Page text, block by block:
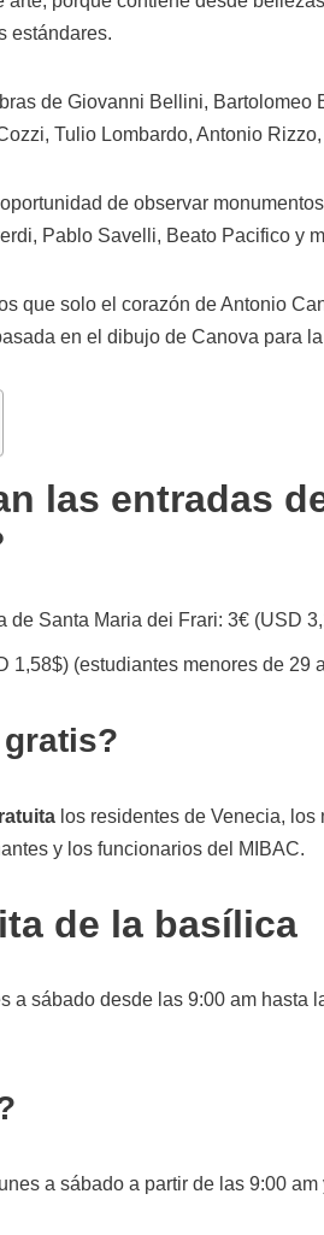
estándares.
de Giovanni Bellini,
Tulio Lombardo, Antonio
de observar
Pablo Savelli, Beato Pacifico y
que solo el corazón de Antonio
en el dibujo de Canova para
las entradas
de Santa Maria dei Frari: 3€ (USD
1,58$) (estudiantes menores de 29
los residentes de Venecia,
y los funcionarios del MIBAC.
de la basílica
a sábado desde las 9:00 am hasta
a sábado a partir de las 9:00